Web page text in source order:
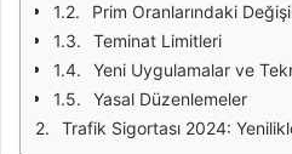
Prim Oranlarındaki
Teminat Limitleri
Yeni Uygulamalar ve
Yasal Düzenlemeler
Trafik Sigortası 2024: